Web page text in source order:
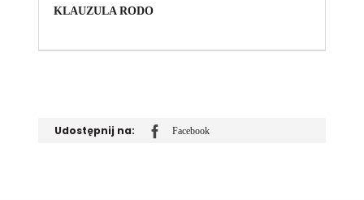
KLAUZULA RODO
Udostępnij na:
Udostępnij
Facebook